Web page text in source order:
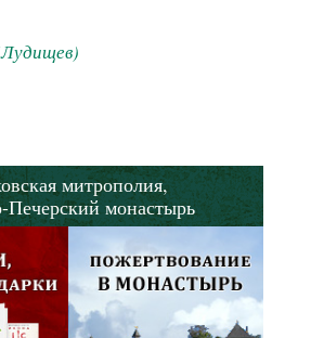
митрополия,
Печерский монастырь